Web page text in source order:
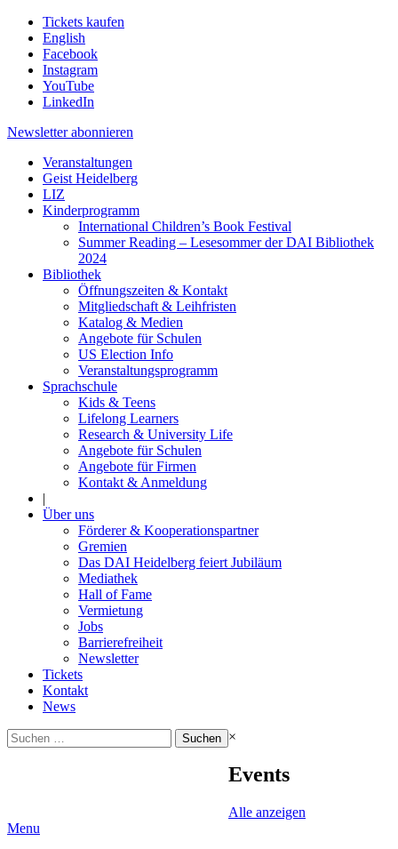
Tickets kaufen
English
Facebook
Instagram
YouTube
LinkedIn
Newsletter abonnieren
Veranstaltungen
Geist Heidelberg
LIZ
Kinderprogramm
International Children’s Book Festival
Summer Reading – Lesesommer der DAI Bibliothek
2024
Bibliothek
Öffnungszeiten & Kontakt
Mitgliedschaft & Leihfristen
Katalog & Medien
Angebote für Schulen
US Election Info
Veranstaltungsprogramm
Sprachschule
Kids & Teens
Lifelong Learners
Research & University Life
Angebote für Schulen
Angebote für Firmen
Kontakt & Anmeldung
|
Über uns
Förderer & Kooperationspartner
Gremien
Das DAI Heidelberg feiert Jubiläum
Mediathek
Hall of Fame
Vermietung
Jobs
Barrierefreiheit
Newsletter
Tickets
Kontakt
News
Suchen
nach:
×
Events
Alle anzeigen
Menu